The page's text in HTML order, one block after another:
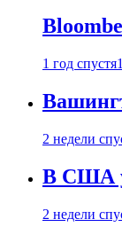
1 год спустя
2 недели
В США
2 недели